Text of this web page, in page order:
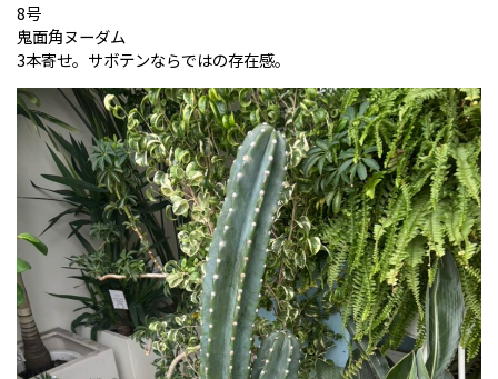
8号
鬼面角ヌーダム
3本寄せ。サボテンならではの存在感。